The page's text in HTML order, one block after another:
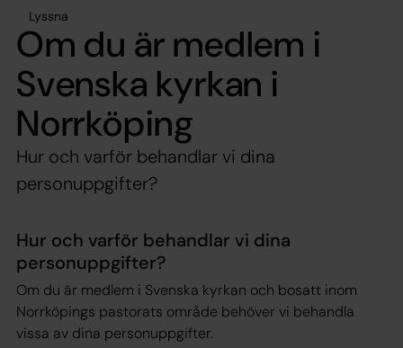
Lyssna
Om du är medlem i
Svenska kyrkan i
Norrköping
Hur och varför behandlar vi dina
personuppgifter?
Hur och varför behandlar vi dina
personuppgifter?
Om du är medlem i Svenska kyrkan och bosatt inom
Norrköpings pastorats område behöver vi behandla
vissa av dina personuppgifter.